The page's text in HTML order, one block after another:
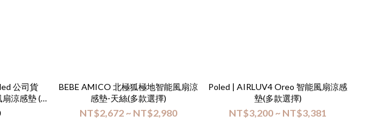
公司貨
涼感墊 (推
、汽座涼
BEBE AMICO 北極狐極地智能風扇涼
感墊-天絲(多款選擇)
NT$2,672 ~ NT$2,980
Poled | AIRLUV4 Oreo 智能風扇涼感
墊(多款選擇)
NT$3,200 ~ NT$3,381